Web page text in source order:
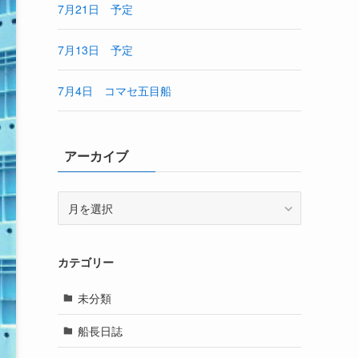
7月21日 予定
7月13日 予定
7月4日 コマセ五目船
アーカイブ
ブ
カテゴリー
未分類
船長日誌